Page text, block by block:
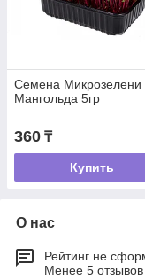
Семена Микрозелени
Мангольда 5гр
360 ₸
Купить
О нас
Рейтинг не
Менее 5